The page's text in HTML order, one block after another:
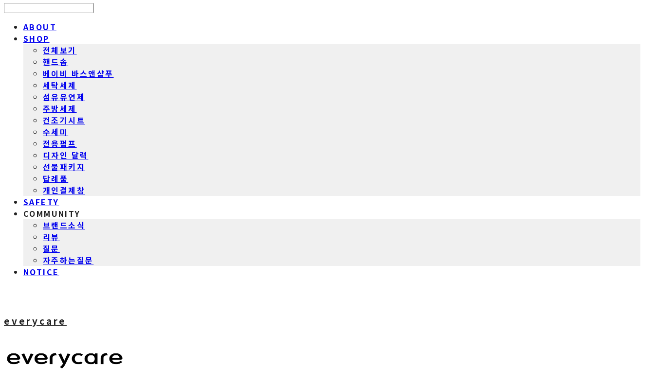
ABOUT
SHOP
전체보기
핸드솝
베이비 바스앤샴푸
세탁세제
섬유유연제
주방세제
건조기시트
수세미
전용펌프
디자인 달력
선물패키지
답례품
개인결제창
SAFETY
COMMUNITY
브랜드소식
리뷰
질문
자주하는질문
NOTICE
everycare